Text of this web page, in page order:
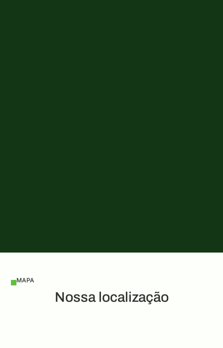
MAPA
Nossa localização